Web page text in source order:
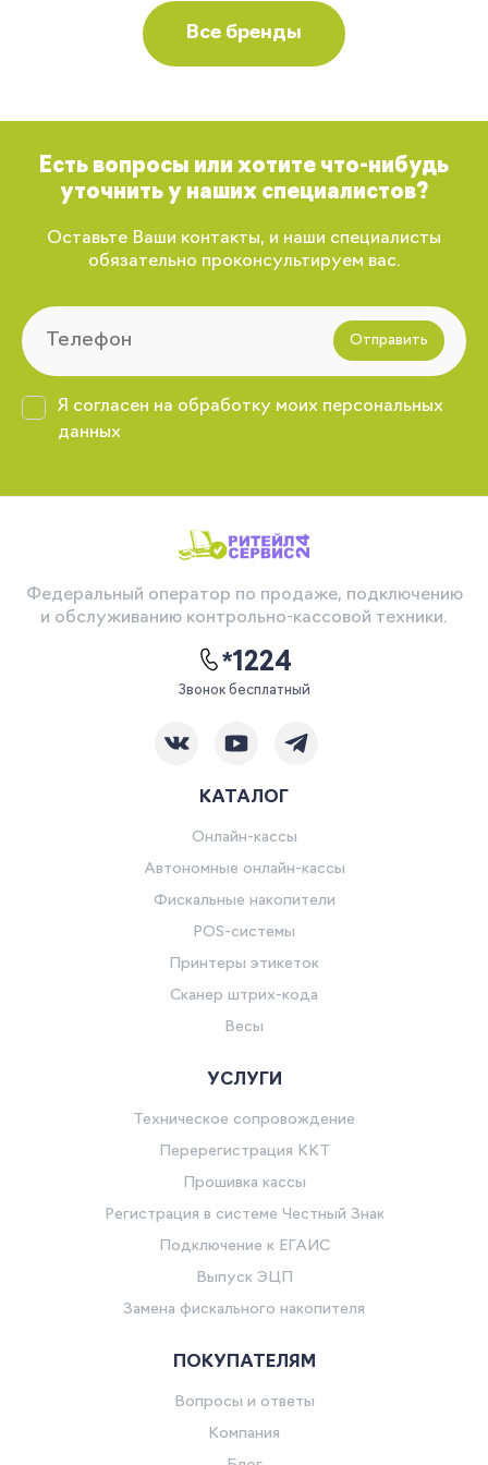
Все бренды
Есть вопросы или хотите что-нибудь
уточнить у наших специалистов?
Оставьте Ваши контакты, и наши специалисты
обязательно проконсультируем вас.
Отправить
Я согласен на обработку моих персональных
данных
Федеральный оператор по продаже, подключению
и обслуживанию контрольно-кассовой техники.
*1224
Звонок бесплатный
КАТАЛОГ
Онлайн-кассы
Автономные онлайн-кассы
Фискальные накопители
POS-системы
Принтеры этикеток
Сканер штрих-кода
Весы
УСЛУГИ
Техническое сопровождение
Перерегистрация ККТ
Прошивка кассы
Регистрация в системе Честный Знак
Подключение к ЕГАИС
Выпуск ЭЦП
Замена фискального накопителя
ПОКУПАТЕЛЯМ
Вопросы и ответы
Компания